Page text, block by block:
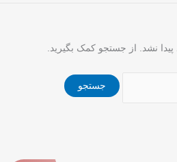
نشد. از جستجو کمک بگیرید.